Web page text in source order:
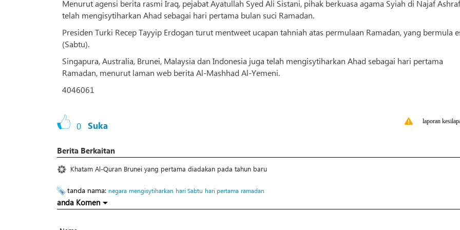
Menurut agensi berita rasmi Iraq, pejabat Ayatullah Syed Ali Sistani, pihak berkuasa agama Syiah di Najaf
telah mengisytiharkan Ahad sebagai hari pertama bulan suci Ramadan.
Presiden Turki Recep Tayyip Erdogan turut mentweet ucapan tahniah atas permulaan Ramadan, yang bermula
(Sabtu).
Singapura, Australia, Brunei, Malaysia dan Indonesia juga telah mengisytiharkan Ahad sebagai hari pertama
Ramadan, menurut laman web berita Al-Mashhad Al-Yemeni.
4046061
0 Suka laporan
Berita Berkaitan
Khatam Al-Quran Brunei yang pertama diadakan pada tahun baru
tanda nama: negara mengisytiharkan hari Sabtu hari pertama ramadan
anda Komen